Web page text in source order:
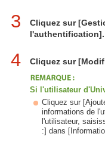
3 Cliquez sur
l'authentification].
4 Cliquez sur
Si l'utilisateur
Cliquez sur
informations de
l'utilisateur,
:] dans